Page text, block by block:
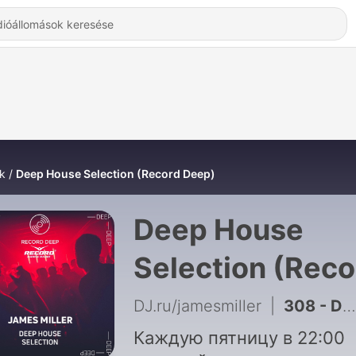
Deep House Selection (Record Deep)
Deep House
Selection
Deep) -
Online
DJ.ru/jamesmiller 308 - Deep House Selection #295 (Record Deep)
Каждую пятницу в 22:00